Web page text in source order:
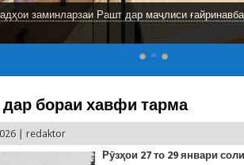
заминларзаи Рашт дар маҷлиси
бораи хавфи тарма
| redaktor
Рӯзҳои 27 то 29 январи